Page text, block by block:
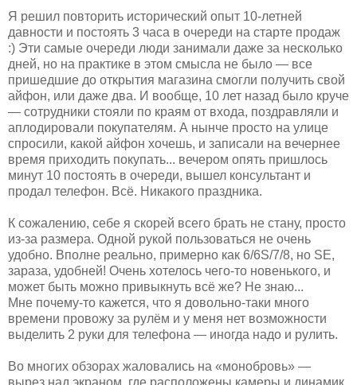
Я решил повторить исторический опыт 10-летней
давности и постоять 3 часа в очереди на старте продаж
:) Эти самые очереди люди занимали даже за несколько
дней, но на практике в этом смысла не было — все
пришедшие до открытия магазина смогли получить свой
айфон, или даже два. И вообще, 10 лет назад было круче
— сотрудники стояли по краям от входа, поздравляли и
аплодировали покупателям. А нынче просто на улице
спросили, какой айфон хочешь, и записали на вечернее
время приходить покупать... вечером опять пришлось
минут 10 постоять в очереди, вышел консультант и
продал телефон. Всё. Никакого праздника.
К сожалению, себе я скорей всего брать не стану, просто
из-за размера. Одной рукой пользоваться не очень
удобно. Вполне реально, примерно как 6/6S/7/8, но SE,
зараза, удобней! Очень хотелось чего-то новенького, и
может быть можно привыкнуть всё же? Не знаю...
Мне почему-то кажется, что я довольно-таки много
времени провожу за рулём и у меня нет возможности
выделить 2 руки для телефона — иногда надо и рулить.
Во многих обзорах жаловались на «монобровь» —